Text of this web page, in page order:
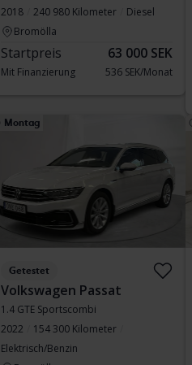
2018
240 980 Kilometer
Diesel
Bromölla
Startpreis 63 000 SEK
Mit Finanzierung 536 SEK/Monat
Montag
Getestet
Volkswagen Passat
1.4 GTE Sportscombi
2022
154 300 Kilometer
Elektrisch/Benzin